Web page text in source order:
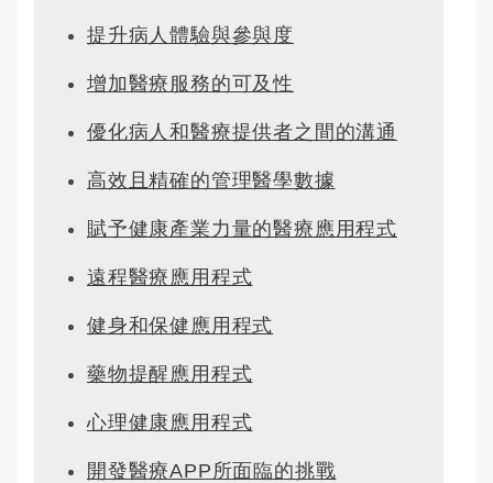
提升病人體驗與參與度
增加醫療服務的可及性
優化病人和醫療提供者之間的溝通
高效且精確的管理醫學數據
賦予健康產業力量的醫療應用程式
遠程醫療應用程式
健身和保健應用程式
藥物提醒應用程式
心理健康應用程式
開發醫療APP所面臨的挑戰